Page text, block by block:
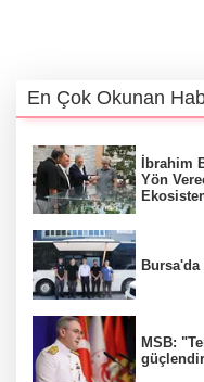
En Çok Okunan
İbrahim
Yön
Bursa'da
MSB: